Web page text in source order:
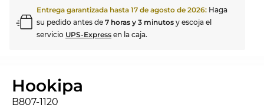
Entrega garantizada hasta 17 de agosto de 2026: Haga
su pedido antes de 7 horas y 3 minutos y escoja el
servicio UPS-Express en la caja.
Hookipa
B807-1120